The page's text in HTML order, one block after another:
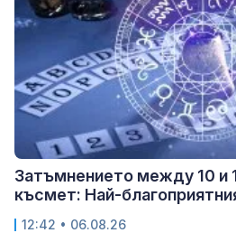
Затъмнението между 10 и
късмет: Най-
12:42 • 06.08.26